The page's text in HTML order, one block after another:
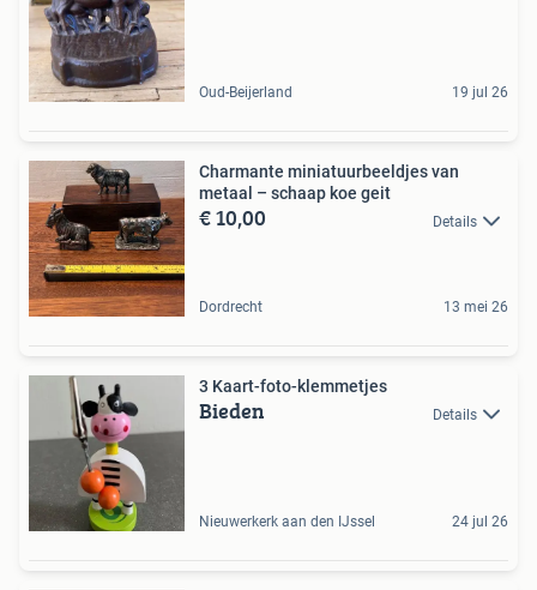
Oud-Beijerland 19 jul 26
Charmante miniatuurbeeldjes van
metaal – schaap koe geit
€ 10,00 Details
Dordrecht 13 mei 26
3 Kaart-foto-klemmetjes
Bieden Details
Nieuwerkerk aan den IJssel 24 jul 26